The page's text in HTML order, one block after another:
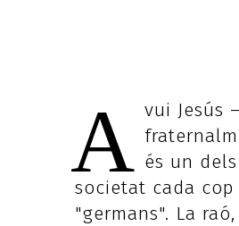
A vui Jesús
és un
societat cada
"germans". La